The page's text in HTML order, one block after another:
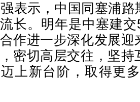
表示，中国同塞浦
长。明年是中塞建
作进一步深化发展
密切高层交往，坚
上新台阶，取得更